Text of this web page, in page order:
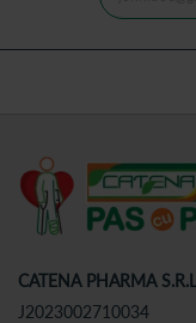
CATENA PHARMA
J2023002710034